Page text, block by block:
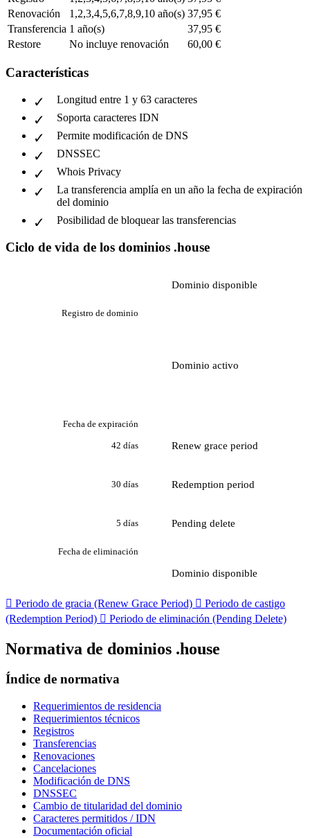
Renovación
1,2,3,4,5,6,7,8,9,10 año(s) 37,95 €
Transferencia 1 año(s)
37,95 €
Restore
No incluye renovación 60,00 €
Características
Longitud entre 1 y 63 caracteres
Soporta caracteres IDN
Permite modificación de DNS
DNSSEC
Whois Privacy
La transferencia amplía en un año la fecha de expiración
del dominio
Posibilidad de bloquear las transferencias
Ciclo de vida de los dominios .house
Dominio disponible
Registro de dominio
Dominio activo
Fecha de expiración
42 días Renew grace period
30 días Redemption period
5 días Pending delete
Fecha de eliminación
Dominio disponible
 Periodo de gracia (Renew Grace Period)  Periodo de castigo
(Redemption Period)  Periodo de eliminación (Pending Delete)
Normativa de dominios .house
Índice de normativa
Requerimientos de residencia
Requerimientos técnicos
Registros
Transferencias
Renovaciones
Cancelaciones
Modificación de DNS
DNSSEC
Cambio de titularidad del dominio
Caracteres permitidos / IDN
Documentación oficial